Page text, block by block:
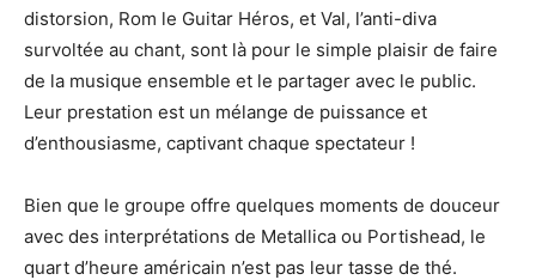
distorsion, Rom le Guitar Héros, et Val, l’anti-diva
survoltée au chant, sont là pour le simple plaisir de faire
de la musique ensemble et le partager avec le public.
Leur prestation est un mélange de puissance et
d’enthousiasme, captivant chaque spectateur !
Bien que le groupe offre quelques moments de douceur
avec des interprétations de Metallica ou Portishead, le
quart d’heure américain n’est pas leur tasse de thé.